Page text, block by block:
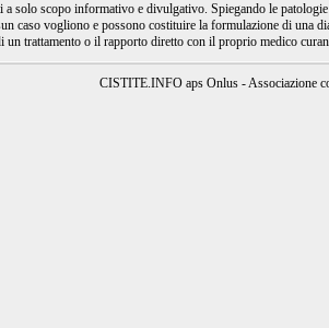
scopo informativo e divulgativo. Spiegando le
caso vogliono e possono costituire la formulazione di una
trattamento o il rapporto diretto con il proprio medico
CISTITE.INFO aps Onlus - Associazione